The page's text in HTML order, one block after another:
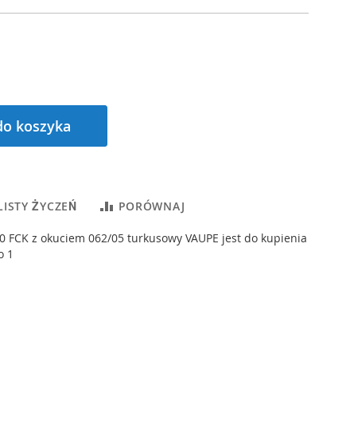
koszyka
ŻYCZEŃ PORÓWNAJ
FCK z okuciem 062/05 turkusowy VAUPE jest do kupienia
1